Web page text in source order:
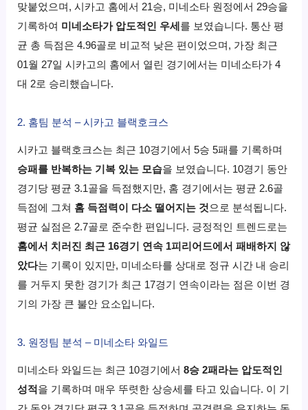
맞붙었으며, 시카고 홈에서 21승, 미네소타 원정에서 29승을
기록하여 미네소타가 압도적인 우세 를 보였습니다. 통산 평
균 총 득점은 4.96골로 비교적 낮은 편이었으며, 가장 최근
01월 27일 시카고의 홈에서 열린 경기에서는 미네소타가 4
대 2로 승리했습니다.
2. 홈팀 분석 – 시카고 블랙호크스
시카고 블랙호크스는 최근 10경기에서 5승 5패를 기록하며
승패를 반복하는 기복 있는 모습을 보였습니다. 10경기 동안
경기당 평균 3.1골을 득점했지만, 홈 경기에서는 평균 2.6골
득점에 그쳐 홈 득점력이 다소 떨어지는 것으로 분석됩니다.
평균 실점은 2.7골로 준수한 편입니다. 긍정적인 트렌드로는
홈에서 치러진 최근 16경기 연속 1피리어드에서 패배하지 않
았다는 기록이 있지만, 미네소타를 상대로 정규 시간 내 승리
를 거두지 못한 경기가 최근 17경기 연속이라는 점은 이번 경
기의 가장 큰 불안 요소입니다.
3. 원정팀 분석 – 미네소타 와일드
미네소타 와일드는 최근 10경기에서8승 2패라는 압도적인
성적 을 기록하며 매우 뚜렷한 상승세를 타고 있습니다. 이 기